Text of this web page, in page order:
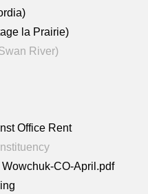
la Prairie)
River)
Office Rent
Wowchuk-CO-April.pdf